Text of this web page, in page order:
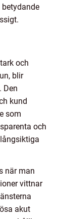
och
blir
Den
kund
som
och
när man
vittnar
akut